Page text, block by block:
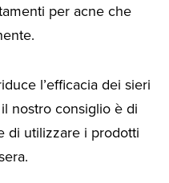
per acne che
l’efficacia dei sieri
nostro consiglio è di
di utilizzare i prodotti